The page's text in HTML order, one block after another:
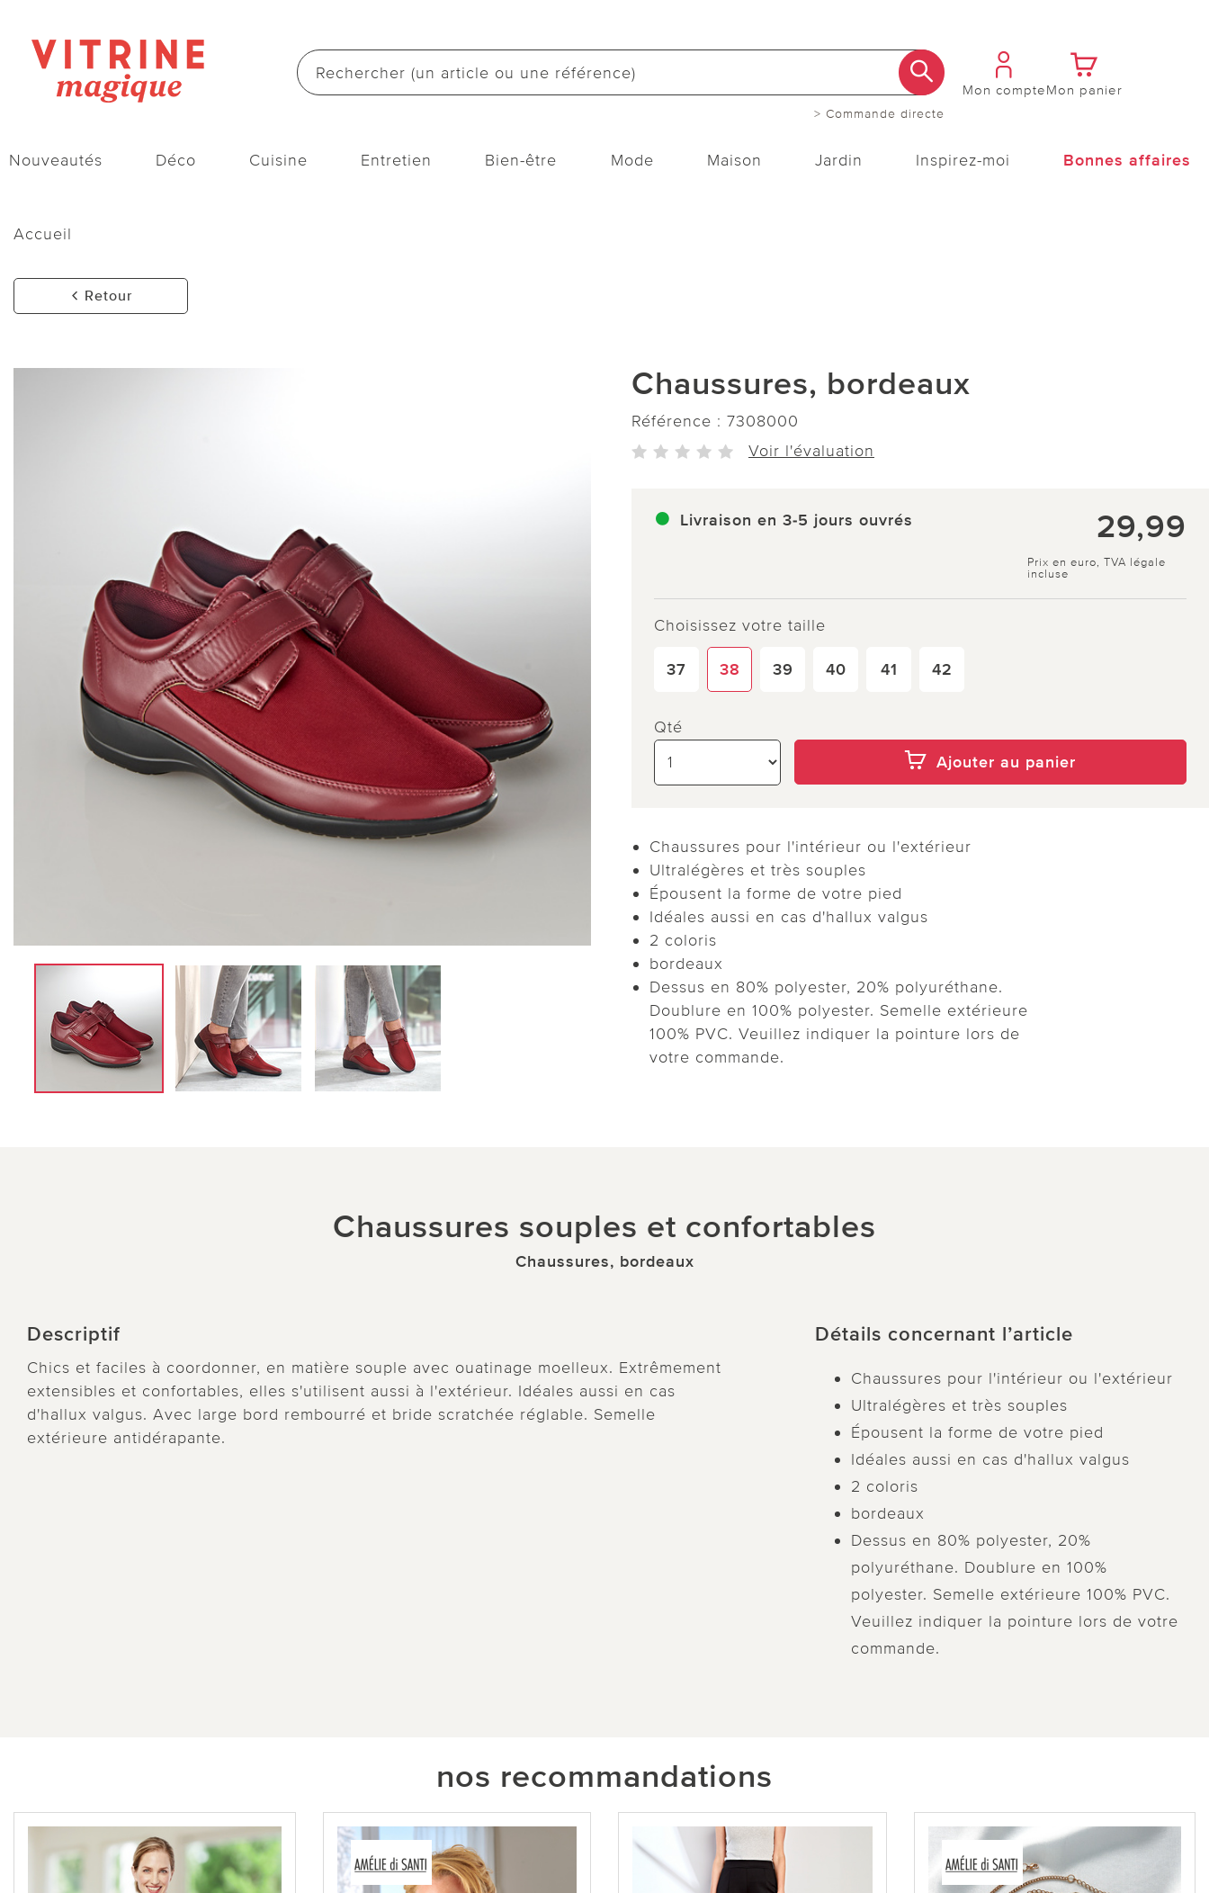
> Commande directe
Mon compteMon panier
Nouveautés Déco Cuisine Entretien Bien-être Mode Maison Jardin Inspirez-moi Bonnes affaires
Accueil
Retour
Chaussures, bordeaux
Référence : 7308000
Voir l'évaluation
Livraison en 3-5 jours ouvrés 29,99
Prix en euro, TVA légale
incluse
Choisissez votre taille
37 38 39 40 41 42
Qté
Ajouter au panier
Chaussures pour l'intérieur ou l'extérieur
Ultralégères et très souples
Épousent la forme de votre pied
Idéales aussi en cas d'hallux valgus
2 coloris
bordeaux
Dessus en 80% polyester, 20% polyuréthane.
Doublure en 100% polyester. Semelle extérieure
100% PVC. Veuillez indiquer la pointure lors de
votre commande.
Chaussures souples et confortables
Chaussures, bordeaux
Descriptif
Chics et faciles à coordonner, en matière souple avec ouatinage moelleux. Extrêmement
extensibles et confortables, elles s'utilisent aussi à l'extérieur. Idéales aussi en cas
d'hallux valgus. Avec large bord rembourré et bride scratchée réglable. Semelle
extérieure antidérapante.
Détails concernant l’article
Chaussures pour l'intérieur ou l'extérieur
Ultralégères et très souples
Épousent la forme de votre pied
Idéales aussi en cas d'hallux valgus
2 coloris
bordeaux
Dessus en 80% polyester, 20%
polyuréthane. Doublure en 100%
polyester. Semelle extérieure 100% PVC.
Veuillez indiquer la pointure lors de votre
commande.
nos recommandations